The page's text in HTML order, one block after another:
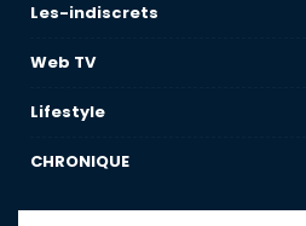
Les-indiscrets
Web TV
Lifestyle
CHRONIQUE